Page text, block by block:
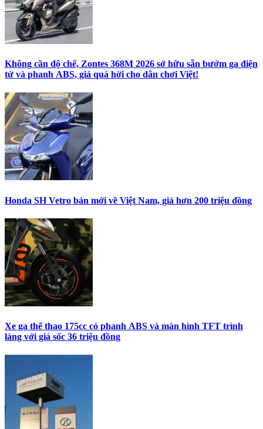
Không cần độ chế, Zontes 368M 2026 sở hữu sẵn bướm ga điện
tử và phanh ABS, giá quá hời cho dân chơi Việt!
Honda SH Vetro bản mới về Việt Nam, giá hơn 200 triệu đồng
Xe ga thể thao 175cc có phanh ABS và màn hình TFT trình
làng với giá sốc 36 triệu đồng